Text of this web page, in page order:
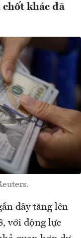
khác đã
đây tăng lên
với động lực